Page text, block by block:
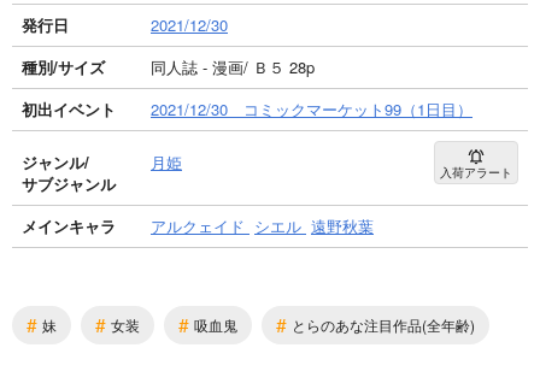
発行日
2021/12/30
種別/サイズ
同人誌 - 漫画/ Ｂ５ 28p
初出イベント
2021/12/30 コミックマーケット99（1日目）
ジャンル/
サブジャンル
月姫 入荷アラート
メインキャラ アルクェイド シエル 遠野秋葉
# 妹 # 女装 # 吸血鬼 # とらのあな注目作品(全年齢)